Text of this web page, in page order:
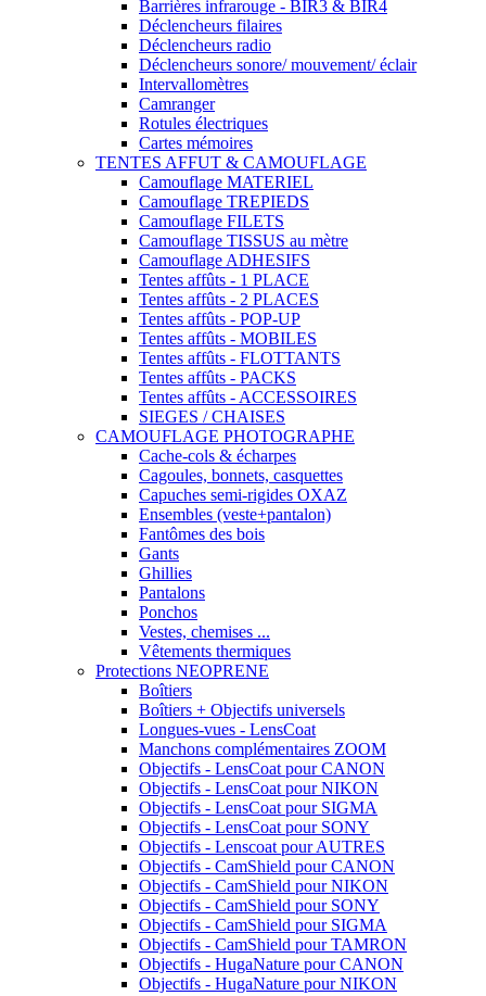
Barrières infrarouge - BIR3 & BIR4
Déclencheurs filaires
Déclencheurs radio
Déclencheurs sonore/ mouvement/ éclair
Intervallomètres
Camranger
Rotules électriques
Cartes mémoires
TENTES AFFUT & CAMOUFLAGE
Camouflage MATERIEL
Camouflage TREPIEDS
Camouflage FILETS
Camouflage TISSUS au mètre
Camouflage ADHESIFS
Tentes affûts - 1 PLACE
Tentes affûts - 2 PLACES
Tentes affûts - POP-UP
Tentes affûts - MOBILES
Tentes affûts - FLOTTANTS
Tentes affûts - PACKS
Tentes affûts - ACCESSOIRES
SIEGES / CHAISES
CAMOUFLAGE PHOTOGRAPHE
Cache-cols & écharpes
Cagoules, bonnets, casquettes
Capuches semi-rigides OXAZ
Ensembles (veste+pantalon)
Fantômes des bois
Gants
Ghillies
Pantalons
Ponchos
Vestes, chemises ...
Vêtements thermiques
Protections NEOPRENE
Boîtiers
Boîtiers + Objectifs universels
Longues-vues - LensCoat
Manchons complémentaires ZOOM
Objectifs - LensCoat pour CANON
Objectifs - LensCoat pour NIKON
Objectifs - LensCoat pour SIGMA
Objectifs - LensCoat pour SONY
Objectifs - Lenscoat pour AUTRES
Objectifs - CamShield pour CANON
Objectifs - CamShield pour NIKON
Objectifs - CamShield pour SONY
Objectifs - CamShield pour SIGMA
Objectifs - CamShield pour TAMRON
Objectifs - HugaNature pour CANON
Objectifs - HugaNature pour NIKON